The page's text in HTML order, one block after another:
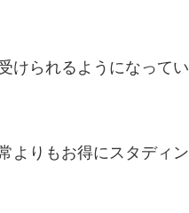
けられるようになってい
よりもお得にスタディン